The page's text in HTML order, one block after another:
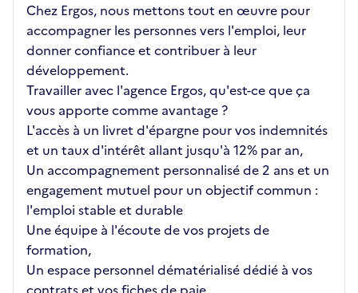
Chez Ergos, nous mettons tout en œuvre pour
accompagner les personnes vers l'emploi, leur
donner confiance et contribuer à leur
développement.
Travailler avec l'agence Ergos, qu'est-ce que ça
vous apporte comme avantage ?
L'accès à un livret d'épargne pour vos indemnités
et un taux d'intérêt allant jusqu'à 12% par an,
Un accompagnement personnalisé de 2 ans et un
engagement mutuel pour un objectif commun :
l'emploi stable et durable
Une équipe à l'écoute de vos projets de
formation,
Un espace personnel dématérialisé dédié à vos